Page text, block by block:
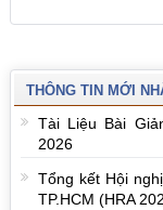
THÔNG TIN MỚI
Tài Liệu Bài
2026
Tổng kết Hội
TP.HCM (HRA